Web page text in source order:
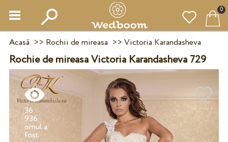
0
Acasă >> Rochii de mireasa >> Victoria Karandasheva
Rochie de mireasa Victoria Karandasheva 729
36
936
omul a
fost